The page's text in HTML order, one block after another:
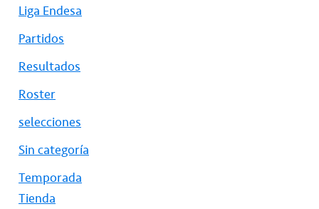
Liga Endesa
Partidos
Resultados
Roster
selecciones
Sin categoría
Temporada
Tienda